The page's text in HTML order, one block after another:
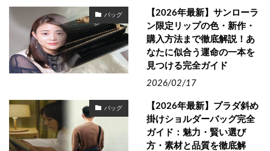
バッグ
【2026年最新】サンローラ
ン限定リップの色・新作・
購入方法まで徹底解説！あ
なたに似合う運命の一本を
見つける完全ガイド
2026/02/17
バッグ
【2026年最新】プラダ斜め
掛けショルダーバッグ完全
ガイド：魅力・賢い選び
方・素材と品質を徹底解